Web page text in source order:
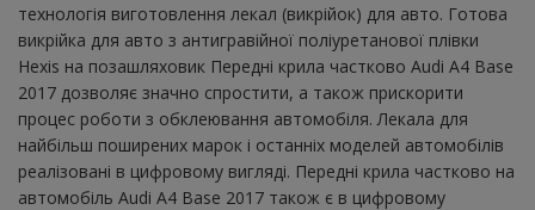
технологія виготовлення лекал (викрійок) для авто. Готова
викрійка для авто з антигравійної поліуретанової плівки
Hexis на позашляховик Передні крила частково Audi A4 Base
2017 дозволяє значно спростити, а також прискорити
процес роботи з обклеювання автомобіля. Лекала для
найбільш поширених марок і останніх моделей автомобілів
реалізовані в цифровому вигляді. Передні крила частково на
автомобіль Audi A4 Base 2017 також є в цифровому